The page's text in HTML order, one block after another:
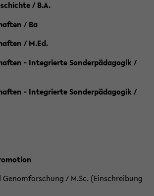
/ B.A.
/ Ba
/ M.Ed.
- Integrierte Sonderpädagogik /
- Integrierte Sonderpädagogik /
/ M.Sc. (Einschreibung